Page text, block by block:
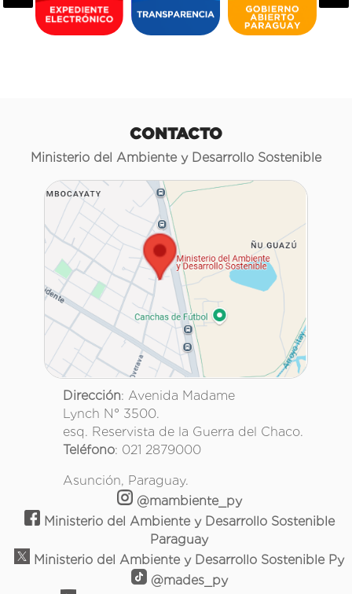
CONTACTO
Ministerio del Ambiente y Desarrollo Sostenible
Dirección: Avenida Madame
Lynch N° 3500.
esq. Reservista de la Guerra del Chaco.
Teléfono: 021 2879000
Asunción, Paraguay.
@mambiente_py
Ministerio del Ambiente y Desarrollo Sostenible
Paraguay
Ministerio del Ambiente y Desarrollo Sostenible Py
@mades_py